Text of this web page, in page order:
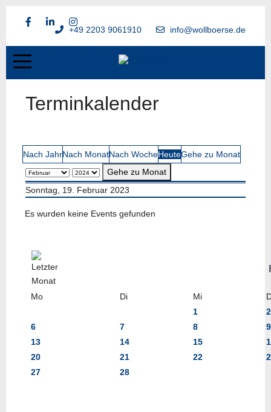
+49 2203 9061910 info@wollboerse.de
Terminkalender
Nach JahrNach MonatNach WocheHeuteGehe zu Monat
Gehe zu Monat
Sonntag, 19. Februar 2023
Es wurden keine Events gefunden
Mo Di Mi
1
2
6
7 8
9
13
14 15
20
21 22
27
28